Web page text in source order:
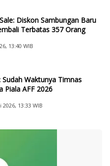
Diskon Sambungan Baru
Terbatas 357 Orang
13:40 WIB
Waktunya Timnas
Piala AFF 2026
2026, 13:33 WIB